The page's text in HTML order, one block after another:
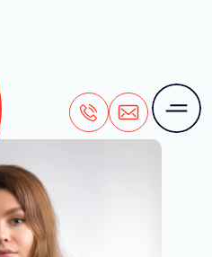
+7 (495) 106-28-71